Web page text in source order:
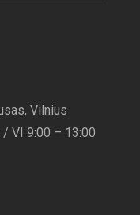
Vilnius
/ VI 9:00 – 13:00